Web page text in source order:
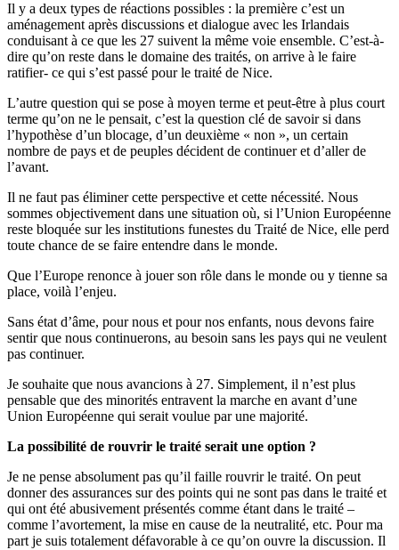
Il y a deux types de réactions possibles : la première c’est un
aménagement après discussions et dialogue avec les Irlandais
conduisant à ce que les 27 suivent la même voie ensemble. C’est-à-
dire qu’on reste dans le domaine des traités, on arrive à le faire
ratifier- ce qui s’est passé pour le traité de Nice.
L’autre question qui se pose à moyen terme et peut-être à plus court
terme qu’on ne le pensait, c’est la question clé de savoir si dans
l’hypothèse d’un blocage, d’un deuxième « non », un certain
nombre de pays et de peuples décident de continuer et d’aller de
l’avant.
Il ne faut pas éliminer cette perspective et cette nécessité. Nous
sommes objectivement dans une situation où, si l’Union Européenne
reste bloquée sur les institutions funestes du Traité de Nice, elle perd
toute chance de se faire entendre dans le monde.
Que l’Europe renonce à jouer son rôle dans le monde ou y tienne sa
place, voilà l’enjeu.
Sans état d’âme, pour nous et pour nos enfants, nous devons faire
sentir que nous continuerons, au besoin sans les pays qui ne veulent
pas continuer.
Je souhaite que nous avancions à 27. Simplement, il n’est plus
pensable que des minorités entravent la marche en avant d’une
Union Européenne qui serait voulue par une majorité.
La possibilité de rouvrir le traité serait une option ?
Je ne pense absolument pas qu’il faille rouvrir le traité. On peut
donner des assurances sur des points qui ne sont pas dans le traité et
qui ont été abusivement présentés comme étant dans le traité –
comme l’avortement, la mise en cause de la neutralité, etc. Pour ma
part je suis totalement défavorable à ce qu’on ouvre la discussion. Il